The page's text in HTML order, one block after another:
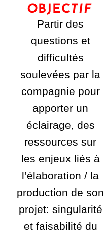
O BJECTIF
Partir des
questions et
difficultés
soulevées par la
compagnie pour
apporter un
éclairage, des
ressources sur
les enjeux liés à
l’élaboration / la
production de son
projet: singularité
et faisabilité du